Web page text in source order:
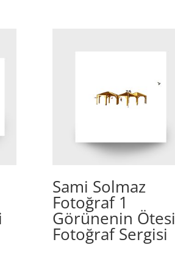
Sami Solmaz
Fotoğraf 1
Görünenin Ötesi
Fotoğraf Sergisi